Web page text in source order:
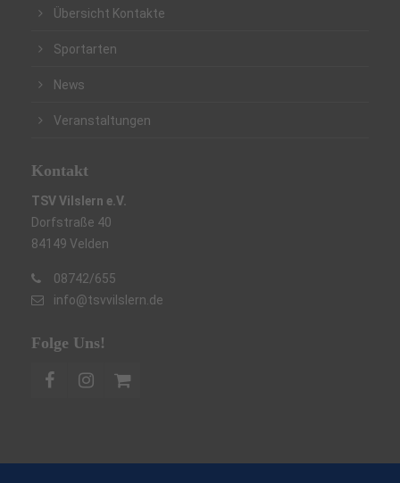
Übersicht Kontakte
Sportarten
News
Veranstaltungen
Kontakt
TSV Vilslern e.V.
Dorfstraße 40
84149 Velden
08742/655
info@tsvvilslern.de
Folge Uns!